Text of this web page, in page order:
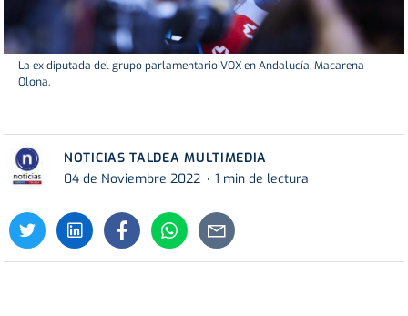
La ex diputada del grupo parlamentario VOX en Andalucía, Macarena
Olona.
NOTICIAS TALDEA MULTIMEDIA
04 de Noviembre 2022
1 min de lectura